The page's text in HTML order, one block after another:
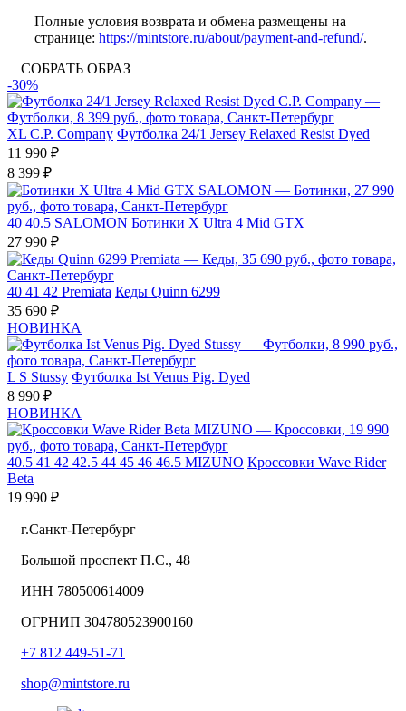
Полные условия возврата и обмена размещены на
странице: https://mintstore.ru/about/payment-and-refund/.
СОБРАТЬ ОБРАЗ
-30%
XL C.P. Company Футболка 24/1 Jersey Relaxed Resist Dyed
11 990 ₽
8 399 ₽
40 40.5 SALOMON Ботинки X Ultra 4 Mid GTX
27 990 ₽
40 41 42 Premiata Кеды Quinn 6299
35 690 ₽
НОВИНКА
L S Stussy Футболка Ist Venus Pig. Dyed
8 990 ₽
НОВИНКА
40.5 41 42 42.5 44 45 46 46.5 MIZUNO Кроссовки Wave Rider
Beta
19 990 ₽
г.Санкт-Петербург
Большой проспект П.С., 48
ИНН 780500614009
ОГРНИП 304780523900160
+7 812 449-51-71
shop@mintstore.ru